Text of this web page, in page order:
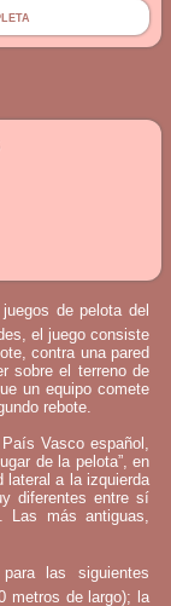
de pelota del
el juego consiste
contra una pared
sobre el terreno de
un equipo comete
rebote.
Vasco español,
de la pelota”, en
lateral a la izquierda
diferentes entre sí
Las más antiguas,
las siguientes
metros de largo); la